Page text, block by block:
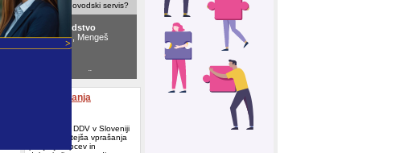
Iščete računovodski servis?
Računovodstvo
ELKONTO , Mengeš
Izobraževanja
Skupine za DDV v Sloveniji
– najpogostejša vprašanja
podjetij, kupcev in